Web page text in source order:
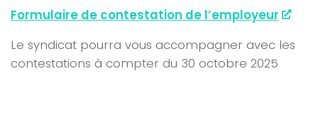
Formulaire de contestation de l’employeur
Le syndicat pourra vous accompagner avec les
contestations à compter du 30 octobre 2025